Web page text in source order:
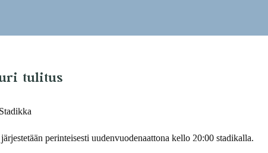
tulitus
perinteisesti uudenvuodenaattona kello 20:00 stadikalla.